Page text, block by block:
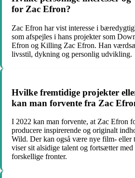
for Zac Efron?
Zac Efron har vist interesse i
som afspejles i hans projekter som
Efron og Killing Zac Efron. Han
livsstil, dykning og personlig udvikling.
Hvilke fremtidige projekter
kan man forvente fra Zac
I 2022 kan man forvente, at Zac Efron
producere inspirerende og originalt
Wild. Der kan også være nye film- eller
viser sit alsidige talent og fortsætter
forskellige fronter.